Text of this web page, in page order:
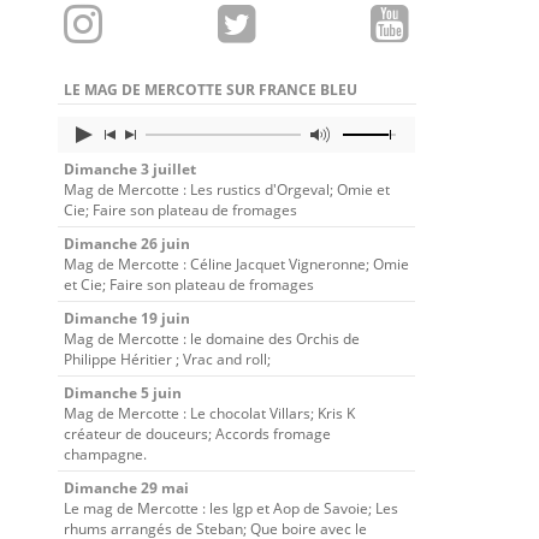
LE MAG DE MERCOTTE SUR FRANCE BLEU
Dimanche 3 juillet
Mag de Mercotte : Les rustics d'Orgeval; Omie et
Cie; Faire son plateau de fromages
Dimanche 26 juin
Mag de Mercotte : Céline Jacquet Vigneronne; Omie
et Cie; Faire son plateau de fromages
Dimanche 19 juin
Mag de Mercotte : le domaine des Orchis de
Philippe Héritier ; Vrac and roll;
Dimanche 5 juin
Mag de Mercotte : Le chocolat Villars; Kris K
créateur de douceurs; Accords fromage
champagne.
Dimanche 29 mai
Le mag de Mercotte : les Igp et Aop de Savoie; Les
rhums arrangés de Steban; Que boire avec le